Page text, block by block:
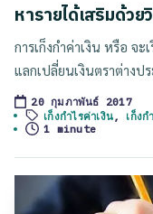
หารายได้เสริมด้วย
การเก็งกำค่าเงิน หรือ จะ
แลกเปลี่ยนเงินตราต่างป
20 กุมภาพันธ์ 2017
Tags:เก็งกําไรค่าเงิน, เก็ง
1 minute